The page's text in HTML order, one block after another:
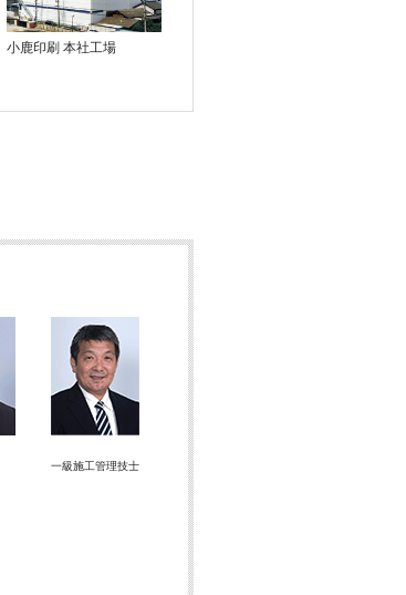
小鹿印刷 本社工場
建物の新築をご検討のお客様
一級施工管理技士